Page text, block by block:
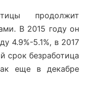
продолжит
В 2015 году он
4.9%-5.1%, в 2017
срок безработица
еще в декабре